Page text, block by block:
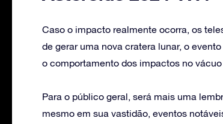
Caso o impacto realmente ocorra, os
de gerar uma nova cratera lunar, o
o comportamento dos impactos no
Para o público geral, será mais uma
mesmo em sua vastidão, eventos